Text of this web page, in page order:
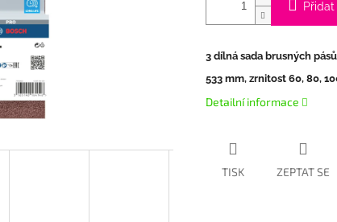
3 dílná sada brusných
533 mm, zrnitost 60, 80,
Detailní informace
TISK ZEPTAT SE